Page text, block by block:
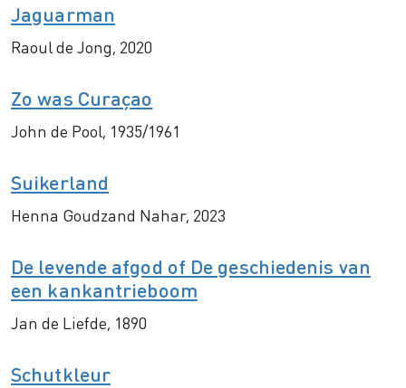
Jaguarman
Raoul de Jong, 2020
Zo was Curaçao
John de Pool, 1935/1961
Suikerland
Henna Goudzand Nahar, 2023
De levende afgod of De geschiedenis van
een kankantrieboom
Jan de Liefde, 1890
Schutkleur